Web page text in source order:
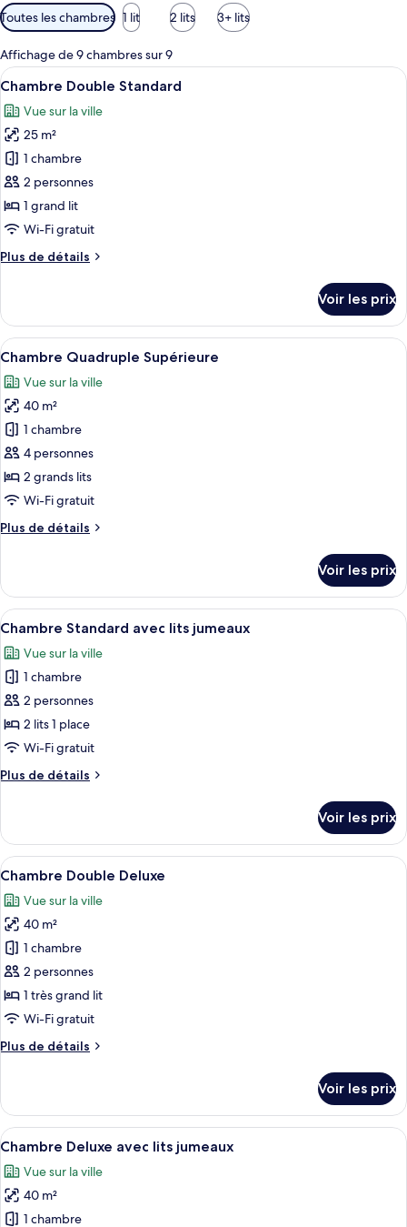
Filtres
disponibles
pour
les
chambres
Toutes les chambres 1 lit 2 lits 3+ lits
Affichage de 9 chambres sur 9
Afficher
toutes
les
photos
pour
ce
type
de
chambre :
Chambre
Une chambre d’hôtel avec un
5
Chambre Double Standard
Vue sur la ville
25 m²
1 chambre
2 personnes
1 grand lit
Wi-Fi gratuit
Plus de détails
Plus
le
type
de
Chambre
Double
Standard
Voir les prix
Afficher
toutes
les
photos
pour
ce
type
de
chambre :
Chambre
Une chambre d’hôtel avec deux lits,
5
Chambre Quadruple Supérieure
Vue sur la ville
40 m²
1 chambre
4 personnes
2 grands lits
Wi-Fi gratuit
Plus de détails
Plus
le
type
de
Chambre
Quadruple
Voir les prix
Afficher
toutes
les
photos
pour
ce
type
chambre :
avec
lits
jumeaux
Une chambre d’hôtel avec deux lits,
3
Chambre Standard avec lits jumeaux
Vue sur la ville
1 chambre
2 personnes
2 lits 1 place
Wi-Fi gratuit
Plus de détails
Plus
le
type
de
Chambre
Standard
avec
lits
jumeaux
Voir les prix
Afficher
toutes
les
photos
pour
ce
type
de
chambre :
Chambre
Une chambre d’hôtel avec un grand
5
Chambre Double Deluxe
Vue sur la ville
40 m²
1 chambre
2 personnes
1 très grand lit
Wi-Fi gratuit
Plus de détails
Plus
le
type
de
Chambre
Double
Deluxe
Voir les prix
Afficher
toutes
les
photos
pour
Une chambre d’hôtel avec deux lits,
4
Chambre Deluxe avec lits jumeaux
Vue sur la ville
40 m²
1 chambre